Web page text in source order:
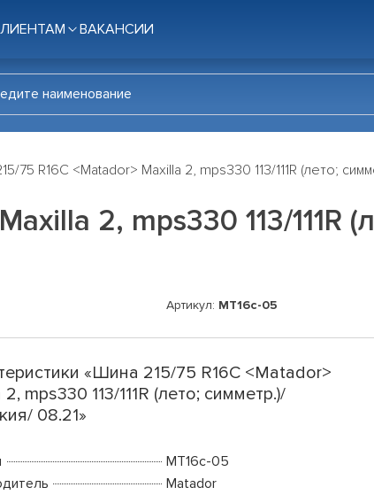
ВАКАНСИИ
75 R16C <Matador> Maxilla 2, mps330 113/111R (лето;
2, mps330 113/111R
Артикул: MT16c-05
«Шина 215/75 R16C <Matador>
mps330 113/111R (лето; симметр.)/
08.21»
MT16c-05
Matador